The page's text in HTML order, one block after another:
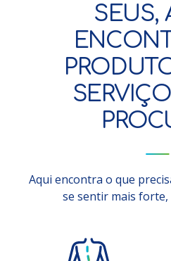
SEUS,
Aqui encontra o que
se sentir mais forte,